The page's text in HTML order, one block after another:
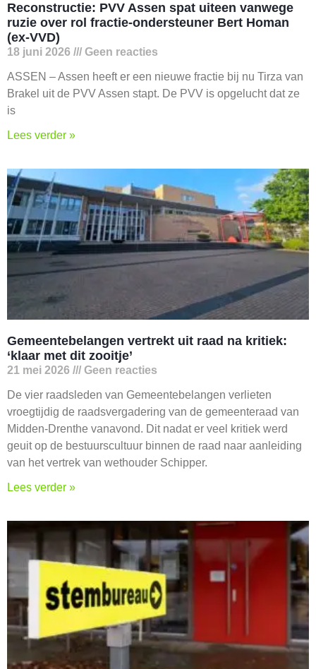
Reconstructie: PVV Assen spat uiteen vanwege
ruzie over rol fractie-ondersteuner Bert Homan
(ex-VVD)
18 juni 2026 Geen reacties
ASSEN – Assen heeft er een nieuwe fractie bij nu Tirza van
Brakel uit de PVV Assen stapt. De PVV is opgelucht dat ze
is
Lees verder »
Gemeentebelangen vertrekt uit raad na kritiek:
‘klaar met dit zooitje’
21 mei 2026 Geen reacties
De vier raadsleden van Gemeentebelangen verlieten
vroegtijdig de raadsvergadering van de gemeenteraad van
Midden-Drenthe vanavond. Dit nadat er veel kritiek werd
geuit op de bestuurscultuur binnen de raad naar aanleiding
van het vertrek van wethouder Schipper.
Lees verder »